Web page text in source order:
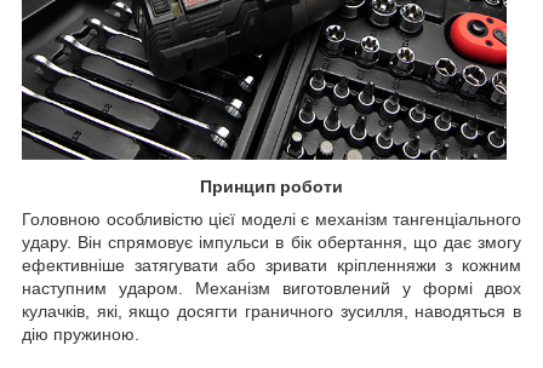
Принцип роботи
Головною особливістю цієї моделі є механізм тангенціального
удару. Він спрямовує імпульси в бік обертання, що дає змогу
ефективніше затягувати або зривати кріпленняжи з кожним
наступним ударом. Механізм виготовлений у формі двох
кулачків, які, якщо досягти граничного зусилля, наводяться в
дію пружиною.